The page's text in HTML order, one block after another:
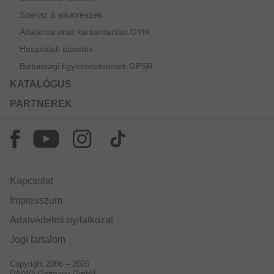
Szerviz & alkatrészek
Általános orsó karbantartási GYIK
Használati utasítás
Biztonsági figyelmeztetések GPSR
KATALÓGUS
PARTNEREK
Kapcsolat
Impresszum
Adatvédelmi nyilatkozat
Jogi tartalom
Copyright 2006 – 2026